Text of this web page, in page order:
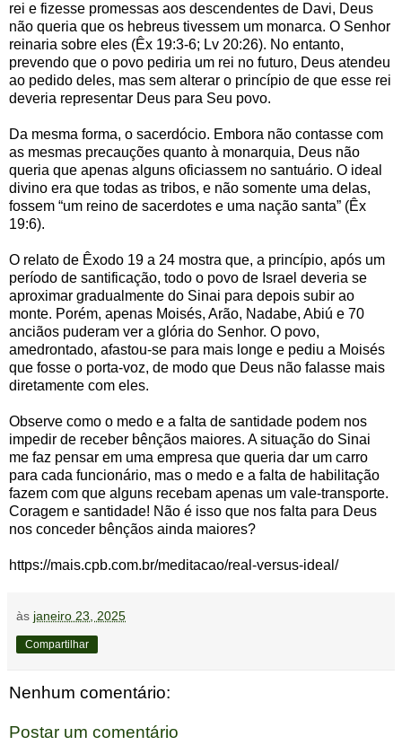
rei e fizesse promessas aos descendentes de Davi, Deus
não queria que os hebreus tivessem um monarca. O Senhor
reinaria sobre eles (Êx 19:3-6; Lv 20:26). No entanto,
prevendo que o povo pediria um rei no futuro, Deus atendeu
ao pedido deles, mas sem alterar o princípio de que esse rei
deveria representar Deus para Seu povo.
Da mesma forma, o sacerdócio. Embora não contasse com
as mesmas precauções quanto à monarquia, Deus não
queria que apenas alguns oficiassem no santuário. O ideal
divino era que todas as tribos, e não somente uma delas,
fossem “um reino de sacerdotes e uma nação santa” (Êx
19:6).
O relato de Êxodo 19 a 24 mostra que, a princípio, após um
período de santificação, todo o povo de Israel deveria se
aproximar gradualmente do Sinai para depois subir ao
monte. Porém, apenas Moisés, Arão, Nadabe, Abiú e 70
anciãos puderam ver a glória do Senhor. O povo,
amedrontado, afastou-se para mais longe e pediu a Moisés
que fosse o porta-voz, de modo que Deus não falasse mais
diretamente com eles.
Observe como o medo e a falta de santidade podem nos
impedir de receber bênçãos maiores. A situação do Sinai
me faz pensar em uma empresa que queria dar um carro
para cada funcionário, mas o medo e a falta de habilitação
fazem com que alguns recebam apenas um vale-transporte.
Coragem e santidade! Não é isso que nos falta para Deus
nos conceder bênçãos ainda maiores?
https://mais.cpb.com.br/meditacao/real-versus-ideal/
às janeiro 23, 2025
Compartilhar
Nenhum comentário:
Postar um comentário